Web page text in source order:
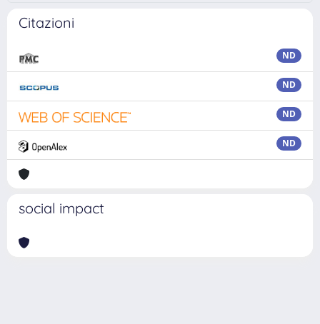
Citazioni
ND
ND
ND
ND
social impact